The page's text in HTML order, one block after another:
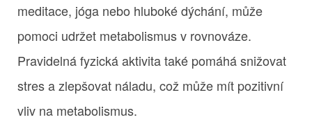
meditace, jóga nebo hluboké dýchání, může
pomoci udržet metabolismus v rovnováze.
Pravidelná fyzická aktivita také pomáhá snižovat
stres a zlepšovat náladu, což může mít pozitivní
vliv na metabolismus.